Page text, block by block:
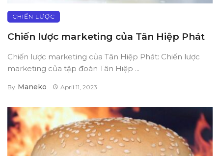
CHIẾN LƯỢC
Chiến lược marketing của Tân Hiệp Phát
Chiến lược marketing của Tân Hiệp Phát: Chiến lược
marketing của tập đoàn Tân Hiệp ...
By Maneko April 11, 2023